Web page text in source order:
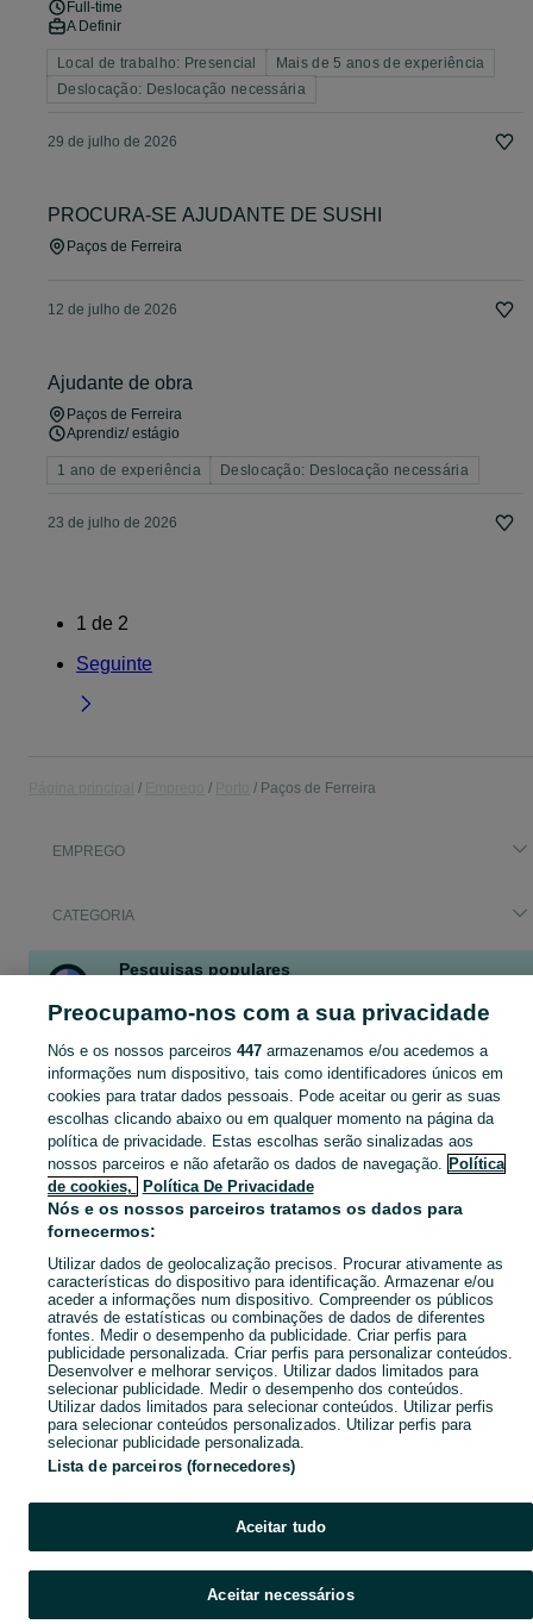
Full-time
A Definir
Local de trabalho: Presencial
Mais de 5 anos de experiência
Deslocação: Deslocação necessária
29 de julho de 2026
PROCURA-SE AJUDANTE DE SUSHI
Paços de Ferreira
12 de julho de 2026
Ajudante de obra
Paços de Ferreira
Aprendiz/ estágio
1 ano de experiência Deslocação: Deslocação necessária
23 de julho de 2026
1 de 2
Seguinte
Paços de Ferreira
EMPREGO
CATEGORIA
Pesquisas populares
Encontra os melhores ofertas de emprego para ti Paços de Ferreira. Cria o teu Perfil de Candidato e encontra emprego mais rápido! Mostrar
Mapa do site
Mapa das freguesias
Mapa de mini-sites
Pesquisas populares
Preocupamo-nos com a sua privacidade
Nós e os nossos parceiros 447armazenamos e/ou acedemos a
informações num dispositivo, tais como identificadores únicos em
cookies para tratar dados pessoais. Pode aceitar ou gerir as suas
escolhas clicando abaixo ou em qualquer momento na página da
política de privacidade. Estas escolhas serão sinalizadas aos
nossos parceiros e não afetarão os dados de navegação. Política
de cookies,
Política De Privacidade
Nós e os nossos parceiros tratamos os dados para
fornecermos:
Utilizar dados de geolocalização precisos. Procurar ativamente as
características do dispositivo para identificação. Armazenar e/ou
aceder a informações num dispositivo. Compreender os públicos
através de estatísticas ou combinações de dados de diferentes
fontes. Medir o desempenho da publicidade. Criar perfis para
publicidade personalizada. Criar perfis para personalizar conteúdos.
Desenvolver e melhorar serviços. Utilizar dados limitados para
selecionar publicidade. Medir o desempenho dos conteúdos.
Utilizar dados limitados para selecionar conteúdos. Utilizar perfis
para selecionar conteúdos personalizados. Utilizar perfis para
selecionar publicidade personalizada.
Lista de parceiros (fornecedores)
Aceitar tudo
Aceitar necessários